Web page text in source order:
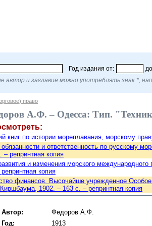
Год издания от:
автор и заглавие можно употреблять знак *,
право
А.Ф. – Одесса: Тип.
книг по истории мореплавания, морскому
обязанности и ответственность по
– репринтная копия
и изменения морского
копия
финансов. Высочайше учрежденное
1902. – 163 c. – репринтная копия
Автор:
Федоров А.Ф.
Год:
1913